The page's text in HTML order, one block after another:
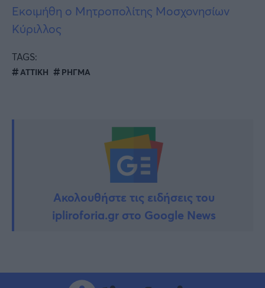
Εκοιμήθη ο Μητροπολίτης Μοσχονησίων
Κύριλλος
TAGS:
ΑΤΤΙΚΗ ΡΗΓΜΑ
Ακολουθήστε τις ειδήσεις του
ipliroforia.gr στο Google News